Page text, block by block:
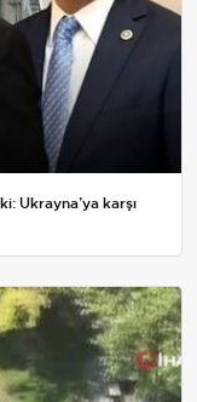
Ukrayna’ya karşı